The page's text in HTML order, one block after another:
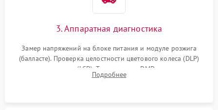
3. Аппаратная диагностика
Замер напряжений на блоке питания и модуле розжига
(балласте). Проверка целостности цветового колеса (DLP)
или поляризаторов (LCD). Тестирование DMD-чипа, датчиков
температуры и оптопар с помощью мультиметра и
Подробнее